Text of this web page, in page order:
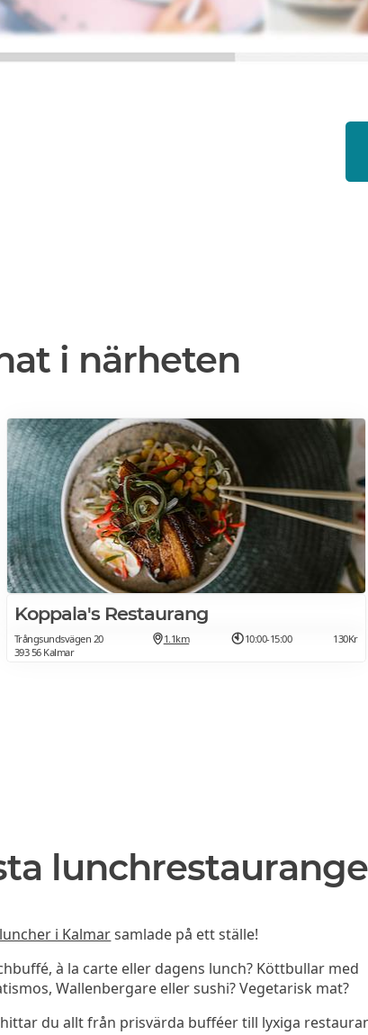
i närheten
Koppala's Restaurang
Trångsundsvägen 20
393 56 Kalmar
1.1km 10:00-15:00 130Kr
i Kalmarsamlade på ett ställe!
à la carte eller dagens lunch? Köttbullar med
Wallenbergare eller sushi? Vegetarisk mat?
du allt från prisvärda bufféer till lyxiga